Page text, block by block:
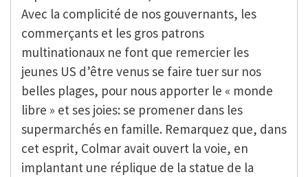
Avec la complicité de nos gouvernants, les
commerçants et les gros patrons
multinationaux ne font que remercier les
jeunes US d’être venus se faire tuer sur nos
belles plages, pour nous apporter le « monde
libre » et ses joies: se promener dans les
supermarchés en famille. Remarquez que, dans
cet esprit, Colmar avait ouvert la voie, en
implantant une réplique de la statue de la